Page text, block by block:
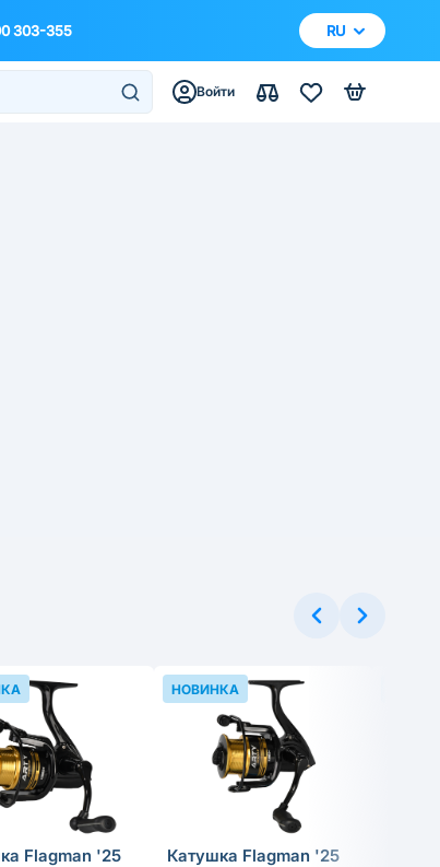
303-355 RU
Войти
Flagman '25
Катушка Flagman '25
НОВИНКА